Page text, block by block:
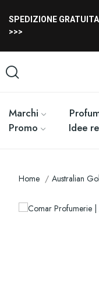
SPEDIZIONE
>>>
Marchi
Promo
Idee
Home Australian